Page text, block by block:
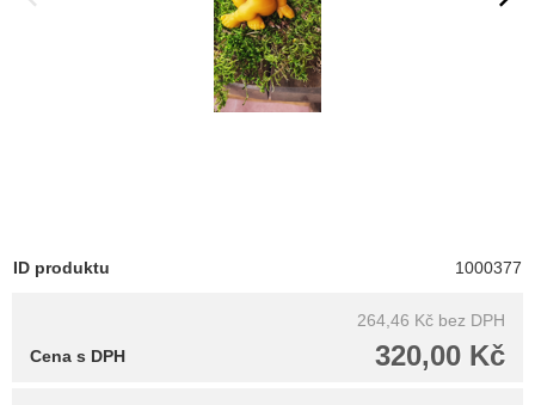
ID produktu 1000377
264,46 Kč bez DPH
320,00 Kč
Cena s DPH